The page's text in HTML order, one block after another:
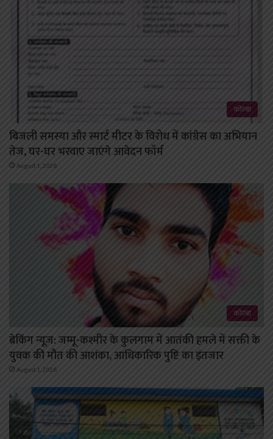
कोरबा
बिजली समस्या और स्मार्ट मीटर के विरोध में कांग्रेस का अभियान
तेज, घर-घर भरवाए जाएंगे आवेदन फॉर्म
August 1, 2026
कोरबा
ब्रेकिंग न्यूज़: जम्मू-कश्मीर के कुलगाम में आतंकी हमले में सक्ती के
युवक की मौत की आशंका, आधिकारिक पुष्टि का इंतजार
August 1, 2026